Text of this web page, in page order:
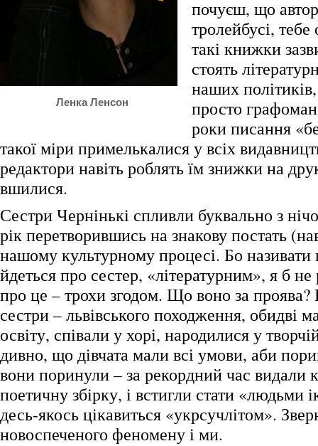
Ленка Ленсон
почуєш, що
тролейбусі,
такі книжки
стоять
наших
просто
роки писання
такої міри примелькалися у всіх
редактори навіть роблять їм знижки на
вшилися.
Сестри Чернінькі спливли буквально з
рік перетворившись на знакову постать
нашому культурному процесі. Бо називати
йдеться про сестер, «літературним», я б не
про це – трохи згодом. Що воно за проява?
сестри – львівського походження, обидві
освіту, співали у хорі, народилися у
дивно, що дівчата мали всі умови, аби
вони поринули – за рекордний час видали
поетичну збірку, і встигли стати «людьми
десь-якось цікавиться «укрсучлітом».
новоспеченого феномену і ми.